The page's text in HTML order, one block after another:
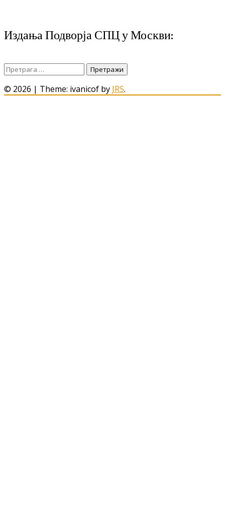
Издања Подворја СПЦ у Москви:
Претрага
за:
© 2026 | Theme: ivanicof by JRS.